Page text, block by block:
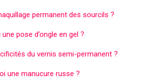
permanent des sourcils ?
une pose d’ongle en gel ?
du vernis semi-permanent ?
une manucure russe ?